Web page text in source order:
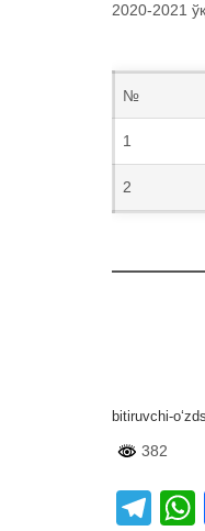
2020-2021
№
1
2
bitiruvchi-
382